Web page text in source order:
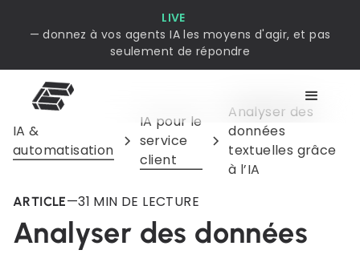
LIVE
— donnez à vos agents IA les moyens d'agir, et pas
seulement de répondre
IA &
automatisation
IA pour le
service
client
Analyser des
données
textuelles grâce
à l’IA
ARTICLE—31 MIN DE LECTURE
Analyser des données